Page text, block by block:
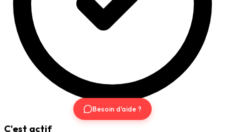
C'est actif
Besoin d'aide ?